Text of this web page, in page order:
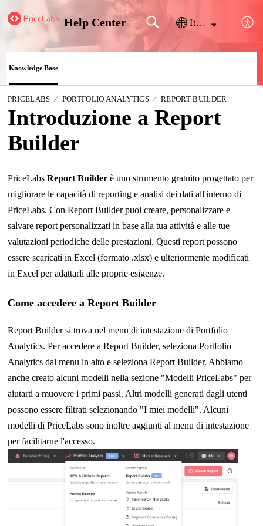
Help Center Italiano
Knowledge Base
PRICELABS PORTFOLIO ANALYTICS REPORT BUILDER
Introduzione a Report
Builder
PriceLabs Report Builderè uno strumento gratuito progettato per
migliorare le capacità di reporting e analisi dei dati all'interno di
PriceLabs. Con Report Builder puoi creare, personalizzare e
salvare report personalizzati in base alla tua attività e alle tue
valutazioni periodiche delle prestazioni. Questi report possono
essere scaricati in Excel (formato .xlsx) e ulteriormente modificati
in Excel per adattarli alle proprie esigenze.
Come accedere a Report Builder
Report Builder si trova nel menu di intestazione di Portfolio
Analytics. Per accedere a Report Builder, seleziona Portfolio
Analytics dal menu in alto e seleziona Report Builder. Abbiamo
anche creato alcuni modelli nella sezione "Modelli PriceLabs" per
aiutarti a muovere i primi passi. Altri modelli generati dagli utenti
possono essere filtrati selezionando "I miei modelli". Alcuni
modelli di PriceLabs sono inoltre aggiunti al menu di intestazione
per facilitarne l'accesso.